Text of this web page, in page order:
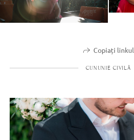
Copiați linkul
CUNUNIE CIVILĂ